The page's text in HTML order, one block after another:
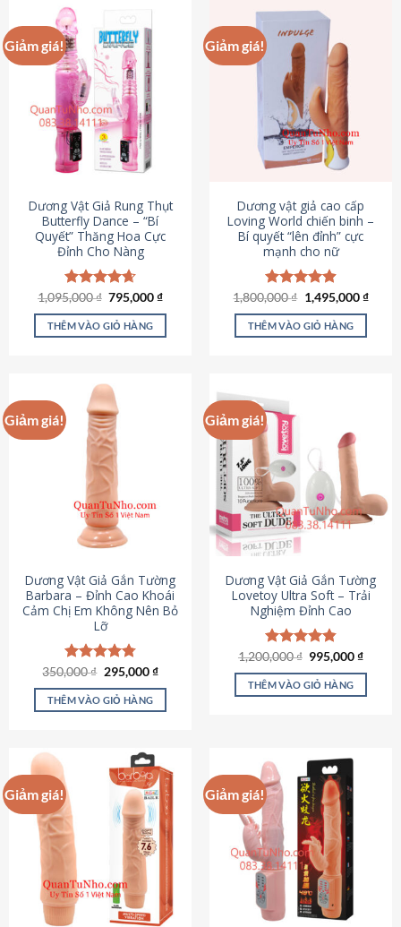
Giảm giá!
Dương Vật Giả Rung Thụt
Butterfly Dance – “Bí
Quyết” Thăng Hoa Cực
Đỉnh Cho Nàng
Được xếp
hạng4.65
5 sao
1,095,000₫ Giá
là:
1,095,000 ₫.
795,000₫Giá
tại
THÊM VÀO GIỎ HÀNG
Giảm giá!
Dương vật giả cao cấp
Loving World chiến binh –
Bí quyết “lên đỉnh” cực
mạnh cho nữ
Được xếp
hạng4.89
5 sao
1,800,000₫ Giá
gốc
là:
1,800,000 ₫.
1,495,000₫Giá
THÊM VÀO GIỎ HÀNG
Giảm giá!
Dương Vật Giả Gắn Tường
Barbara – Đỉnh Cao Khoái
Cảm Chị Em Không Nên Bỏ
Lỡ
Được xếp
hạng4.79
5 sao
350,000₫ Giá
là:
350,000 ₫.
295,000₫Giá
tại
THÊM VÀO GIỎ HÀNG
Giảm giá!
Dương Vật Giả Gắn Tường
Lovetoy Ultra Soft – Trải
Nghiệm Đỉnh Cao
Được xếp
hạng4.82
5 sao
1,200,000₫ Giá
là:
1,200,000 ₫.
995,000₫Giá
tại
THÊM VÀO GIỎ HÀNG
Giảm giá! Giảm giá!